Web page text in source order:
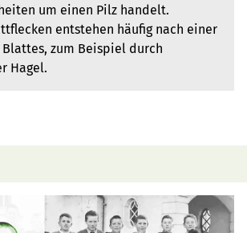
um einen Pilz handelt.
entstehen häufig nach einer
zum Beispiel durch
Hagel.